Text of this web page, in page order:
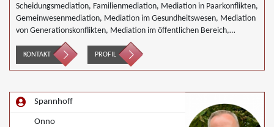
Scheidungsmediation, Familienmediation, Mediation in Paarkonflikten,
Gemeinwesenmediation, Mediation im Gesundheitswesen, Mediation
von Generationskonflikten, Mediation im öffentlichen Bereich,
Mediation bei Team- und Gruppenkonflikten,
Nachbarschaftsmediation, Schulmediation, Täter/Opfer Ausgleich
KONTAKT PROFIL
Spannhoff
Onno